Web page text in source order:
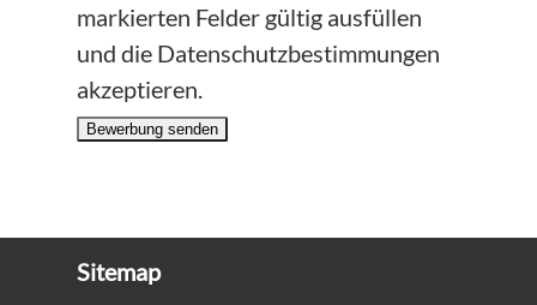
markierten Felder gültig ausfüllen
und die Datenschutzbestimmungen
akzeptieren.
Bewerbung senden
Sitemap